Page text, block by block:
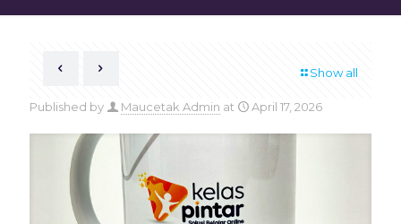
Show all
Published by Maucetak Admin at April 17, 2026